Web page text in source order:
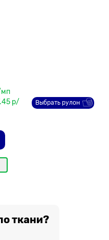
мп
р/
Выбрать рулон
ткани?